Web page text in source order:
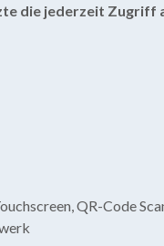
die jederzeit
QR-Code